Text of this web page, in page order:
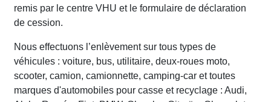
remis par le centre VHU et le formulaire de déclaration
de cession.
Nous effectuons l’enlèvement sur tous types de
véhicules : voiture, bus, utilitaire, deux-roues moto,
scooter, camion, camionnette, camping-car et toutes
marques d'automobiles pour casse et recyclage : Audi,